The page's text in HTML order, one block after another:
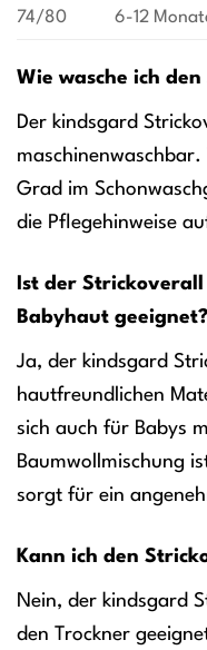
74/80 6-12
Wie wasche ich
Der kindsgard
Grad im
die Pflegehinweise
Ist der
Babyhaut geeignet?
Ja, der kindsgard
hautfreundlichen
sich auch für Babys
Baumwollmischung
sorgt für ein
Kann ich den
Nein, der kindsgard
den Trockner